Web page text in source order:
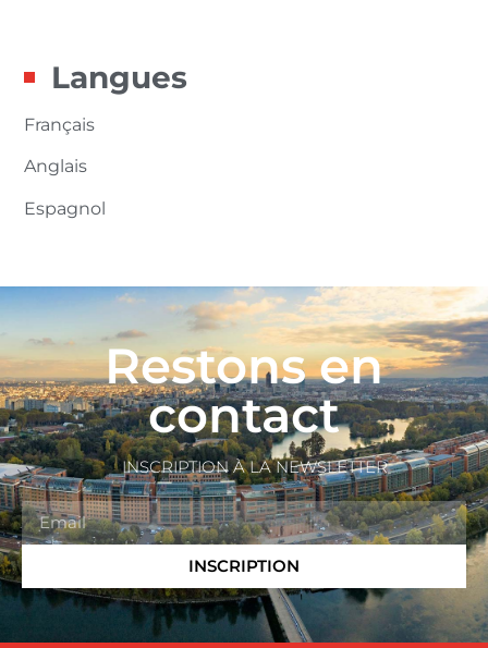
Langues
Français
Anglais
Espagnol
Restons en
contact
INSCRIPTION À LA NEWSLETTER
INSCRIPTION